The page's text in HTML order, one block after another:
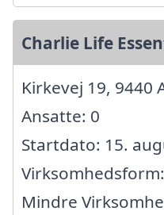
Charlie Life
Kirkevej 19, 9440
Ansatte: 0
Startdato: 15.
Mindre